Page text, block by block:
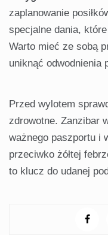
zaplanowanie
specjalne dania,
Warto mieć ze sobą
uniknąć odwodnienia
Przed wylotem
zdrowotne. Zanzibar
ważnego paszportu i
przeciwko żółtej
to klucz do udanej